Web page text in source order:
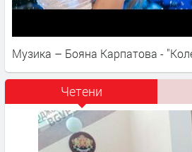
Музика – Бояна Карпатова -
Четени